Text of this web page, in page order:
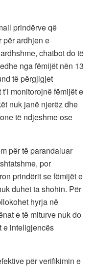
prindërve që
për ardhjen e
chatbot do të
nga fëmijët nën 13
të përgjigjet
monitorojnë fëmijët e
nuk janë njerëz dhe
të ndjeshme ose
për të parandaluar
por
prindërit se fëmijët e
duhet ta shohin. Për
hyrja në
e të miturve nuk do
e inteligjencës
për verifikimin e